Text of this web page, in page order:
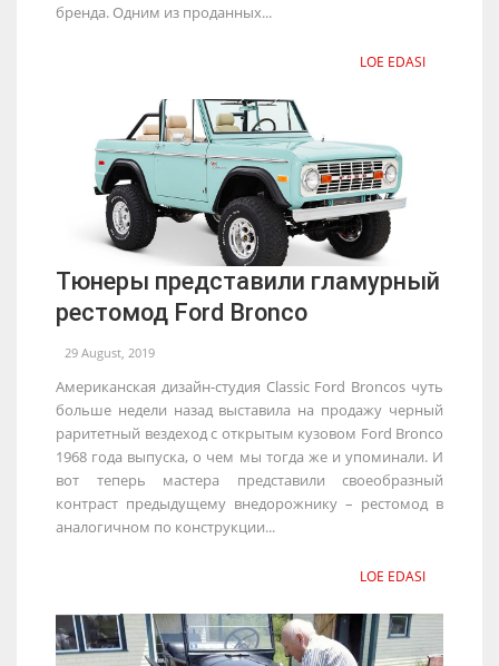
бренда. Одним из проданных...
LOE EDASI
Тюнеры представили гламурный
рестомод Ford Bronco
29 August, 2019
Американская дизайн-студия Classic Ford Broncos чуть
больше недели назад выставила на продажу черный
раритетный вездеход с открытым кузовом Ford Bronco
1968 года выпуска, о чем мы тогда же и упоминали. И
вот теперь мастера представили своеобразный
контраст предыдущему внедорожнику – рестомод в
аналогичном по конструкции...
LOE EDASI